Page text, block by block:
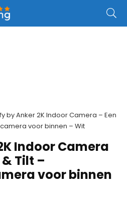
by Anker 2K Indoor Camera – Een
voor binnen – Wit
Indoor Camera
Tilt –
voor binnen